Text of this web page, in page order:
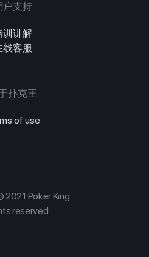
户支持
训讲解
线客服
扑克王
of use
Poker King.
reserved